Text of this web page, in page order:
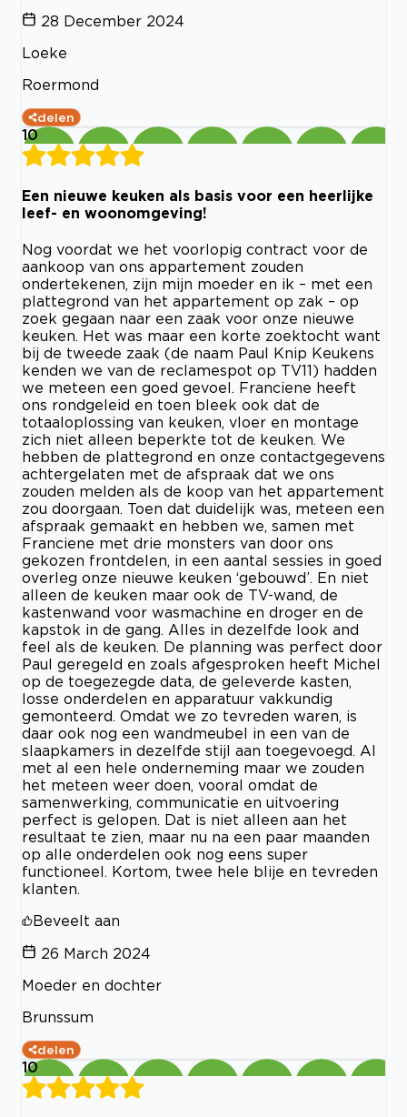
28 December 2024
Loeke
Roermond
delen
10
Een nieuwe keuken als basis voor een heerlijke
leef- en woonomgeving!
Nog voordat we het voorlopig contract voor de
aankoop van ons appartement zouden
ondertekenen, zijn mijn moeder en ik – met een
plattegrond van het appartement op zak – op
zoek gegaan naar een zaak voor onze nieuwe
keuken. Het was maar een korte zoektocht want
bij de tweede zaak (de naam Paul Knip Keukens
kenden we van de reclamespot op TV11) hadden
we meteen een goed gevoel. Franciene heeft
ons rondgeleid en toen bleek ook dat de
totaaloplossing van keuken, vloer en montage
zich niet alleen beperkte tot de keuken. We
hebben de plattegrond en onze contactgegevens
achtergelaten met de afspraak dat we ons
zouden melden als de koop van het appartement
zou doorgaan. Toen dat duidelijk was, meteen een
afspraak gemaakt en hebben we, samen met
Franciene met drie monsters van door ons
gekozen frontdelen, in een aantal sessies in goed
overleg onze nieuwe keuken ‘gebouwd’. En niet
alleen de keuken maar ook de TV-wand, de
kastenwand voor wasmachine en droger en de
kapstok in de gang. Alles in dezelfde look and
feel als de keuken. De planning was perfect door
Paul geregeld en zoals afgesproken heeft Michel
op de toegezegde data, de geleverde kasten,
losse onderdelen en apparatuur vakkundig
gemonteerd. Omdat we zo tevreden waren, is
daar ook nog een wandmeubel in een van de
slaapkamers in dezelfde stijl aan toegevoegd. Al
met al een hele onderneming maar we zouden
het meteen weer doen, vooral omdat de
samenwerking, communicatie en uitvoering
perfect is gelopen. Dat is niet alleen aan het
resultaat te zien, maar nu na een paar maanden
op alle onderdelen ook nog eens super
functioneel. Kortom, twee hele blije en tevreden
klanten.
Beveelt aan
26 March 2024
Moeder en dochter
Brunssum
delen
10